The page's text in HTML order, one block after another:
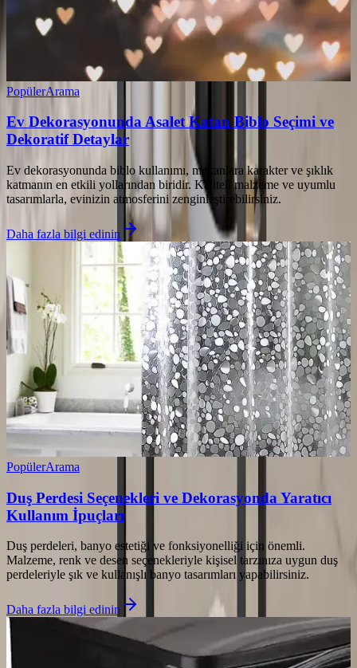
PopülerArama
Ev Dekorasyonunda Asalet Katan Biblo Seçimi ve
Dekoratif Detaylar
Ev dekorasyonunda biblo kullanımı, mekanlara karakter ve şıklık
katmanın en etkili yollarından biridir. Kaliteli malzeme ve uyumlu
tasarımlarla, evinizin atmosferini zenginleştirebilirsiniz.
Daha fazla bilgi edinin
PopülerArama
Duş Perdesi Seçenekleri ve Dekorasyonda Yaratıcı
Kullanım İpuçları
Duş perdeleri, banyo estetiği ve fonksiyonelliği için önemli.
Malzeme, renk ve desen seçenekleriyle kişisel tarzınıza uygun duş
perdeleriyle şık ve kullanışlı banyo tasarımları yapabilirsiniz.
Daha fazla bilgi edinin